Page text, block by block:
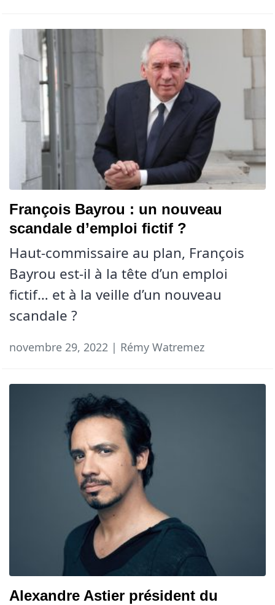
François Bayrou : un nouveau
scandale d’emploi fictif ?
Haut-commissaire au plan, François
Bayrou est-il à la tête d’un emploi
fictif… et à la veille d’un nouveau
scandale ?
novembre 29, 2022 | Rémy Watremez
Alexandre Astier président du